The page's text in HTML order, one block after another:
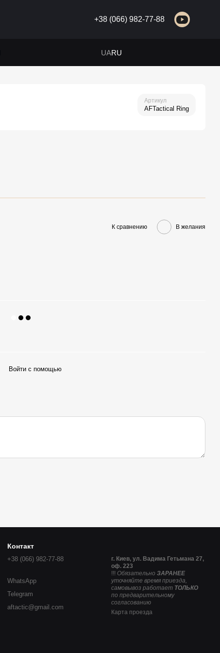
+38 (066) 982-77-88
UARU
Артикул
AFTactical Ring
К сравнению В желания
Войти с помощью
Контакт
+38 (066) 982-77-88
WhatsApp
Telegram
aftactic@gmail.com
г. Киев, ул. Вадима Гетьмана 27,
оф. 223
!!! Обязательно ЗАРАНЕЕ
уточняйте время приезда,
самовывоз работает ТОЛЬКО
по предварительному
согласованию
Карта проезда